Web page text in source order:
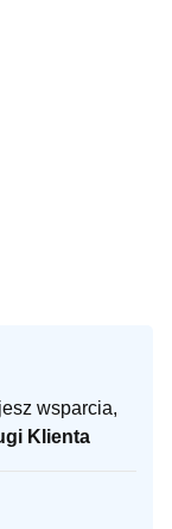
wsparcia,
Klienta